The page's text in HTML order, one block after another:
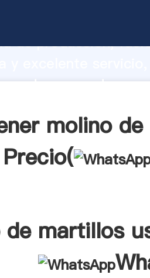
de producción,
proveedor
molino
Precio(
de martillos